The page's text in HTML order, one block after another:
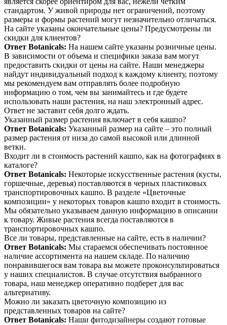
стандартом. У живой природы нет ограничений, поэтому
размеры и формы растений могут незначительно отличаться.
На сайте указаны окончательные цены? Предусмотрены ли
скидки для клиентов?
Ответ Botanicals: На нашем сайте указаны розничные цены.
В зависимости от объема и специфики заказа вам могут
предоставить скидки от цены на сайте. Наши менеджеры
найдут индивидуальный подход к каждому клиенту, поэтому
мы рекомендуем вам отправлять более подробную
информацию о том, чем вы занимайтесь и где будете
использовать наши растения, на наш электронный адрес.
Ответ не заставит себя долго ждать.
Указанный размер растения включает в себя кашпо?
Ответ Botanicals: Указанный размер на сайте – это полный
размер растения от низа до самой высокой или длинной
ветки.
Входит ли в стоимость растений кашпо, как на фотографиях в
каталоге?
Ответ Botanicals: Некоторые искусственные растения (кусты,
горшечные, деревья) поставляются в черных пластиковых
транспортировочных кашпо. В разделе «Цветочные
композиции» у некоторых товаров кашпо входит в стоимость.
Мы обязательно указываем данную информацию в описании
к товару. Живые растения всегда поставляются в
транспортировочных кашпо.
Все ли товары, представленные на сайте, есть в наличии?
Ответ Botanicals: Мы стараемся обеспечивать постоянное
наличие ассортимента на нашем складе. По наличию
понравившегося вам товара вы можете проконсультироваться
у наших специалистов. В случае отсутствия выбранного
товара, наш менеджер оперативно подберет для вас
альтернативу.
Можно ли заказать цветочную композицию из
представленных товаров на сайте?
Ответ Botanicals: Наши фитодизайнеры создают готовые